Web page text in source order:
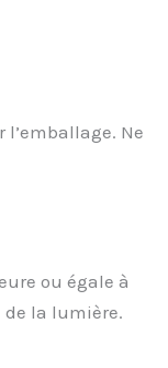
Ne
ou égale à
de la lumière.